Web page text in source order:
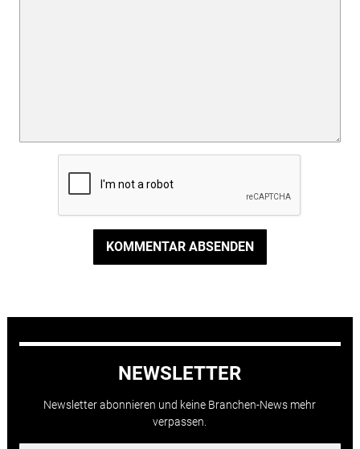
KOMMENTAR ABSENDEN
NEWSLETTER
Newsletter abonnieren und keine Branchen-News mehr
verpassen.